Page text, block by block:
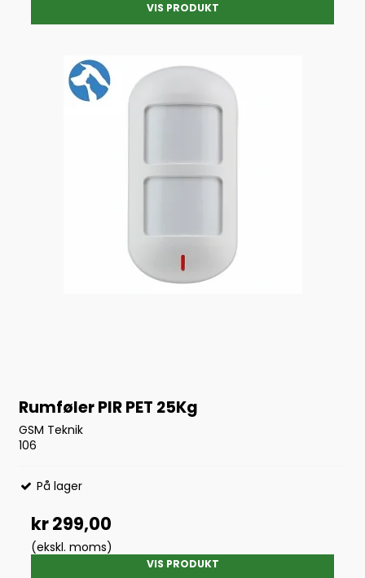
VIS PRODUKT
Rumføler PIR PET 25Kg
GSM Teknik
106
På lager
kr 299,00
(ekskl. moms)
VIS PRODUKT